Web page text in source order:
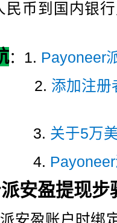
民币到国内银
：1. Payoneer
添加注册
关于5万
安盈提现步
盈账户时绑